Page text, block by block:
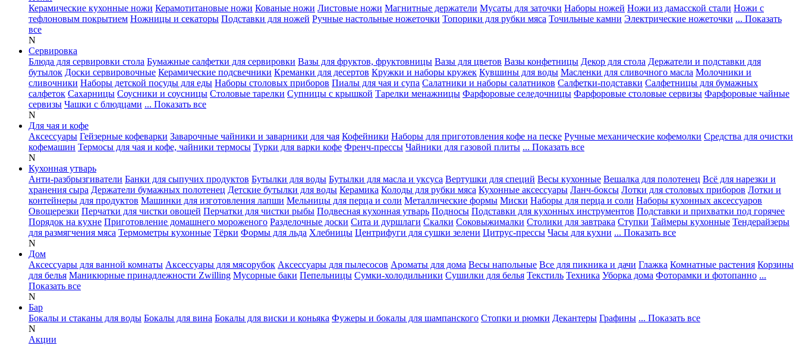
Керамические кухонные ножи Керамотитановые ножи Кованые ножи Листовые ножи Магнитные держатели Мусаты для заточки Наборы ножей Ножи из дамасской стали Ножи с
тефлоновым покрытием Ножницы и секаторы Подставки для ножей Ручные настольные ножеточки Топорики для рубки мяса Точильные камни Электрические ножеточки ... Показать
все
N
Сервировка
Блюда для сервировки стола Бумажные салфетки для сервировки Вазы для фруктов, фруктовницы Вазы для цветов Вазы конфетницы Декор для стола Держатели и подставки для
бутылок Доски сервировочные Керамические подсвечники Креманки для десертов Кружки и наборы кружек Кувшины для воды Масленки для сливочного масла Молочники и
сливочники Наборы детской посуды для еды Наборы столовых приборов Пиалы для чая и супа Салатники и наборы салатников Салфетки-подставки Салфетницы для бумажных
салфеток Сахарницы Соусники и соусницы Столовые тарелки Супницы с крышкой Тарелки менажницы Фарфоровые селедочницы Фарфоровые столовые сервизы Фарфоровые чайные
сервизы Чашки с блюдцами ... Показать все
N
Для чая и кофе
Аксессуары Гейзерные кофеварки Заварочные чайники и заварники для чая Кофейники Наборы для приготовления кофе на песке Ручные механические кофемолки Средства для очистки
кофемашин Термосы для чая и кофе, чайники термосы Турки для варки кофе Френч-прессы Чайники для газовой плиты ... Показать все
N
Кухонная утварь
Анти-разбрызгиватели Банки для сыпучих продуктов Бутылки для воды Бутылки для масла и уксуса Вертушки для специй Весы кухонные Вешалка для полотенец Всё для нарезки и
хранения сыра Держатели бумажных полотенец Детские бутылки для воды Керамика Колоды для рубки мяса Кухонные аксессуары Ланч-боксы Лотки для столовых приборов Лотки и
контейнеры для продуктов Машинки для изготовления лапши Мельницы для перца и соли Металлические формы Миски Наборы для перца и соли Наборы кухонных аксессуаров
Овощерезки Перчатки для чистки овощей Перчатки для чистки рыбы Подвесная кухонная утварь Подносы Подставки для кухонных инструментов Подставки и прихватки под горячее
Порядок на кухне Приготовление домашнего мороженого Разделочные доски Сита и дуршлаги Скалки Соковыжималки Столики для завтрака Ступки Таймеры кухонные Тендерайзеры
для размягчения мяса Термометры кухонные Тёрки Формы для льда Хлебницы Центрифуги для сушки зелени Цитрус-прессы Часы для кухни ... Показать все
N
Дом
Аксессуары для ванной комнаты Аксессуары для мясорубок Аксессуары для пылесосов Ароматы для дома Весы напольные Все для пикника и дачи Глажка Комнатные растения Корзины
для белья Маникюрные принадлежности Zwilling Мусорные баки Пепельницы Сумки-холодильники Сушилки для белья Текстиль Техника Уборка дома Фоторамки и фотопанно ...
Показать все
N
Бар
Бокалы и стаканы для воды Бокалы для вина Бокалы для виски и коньяка Фужеры и бокалы для шампанского Стопки и рюмки Декантеры Графины ... Показать все
N
Акции